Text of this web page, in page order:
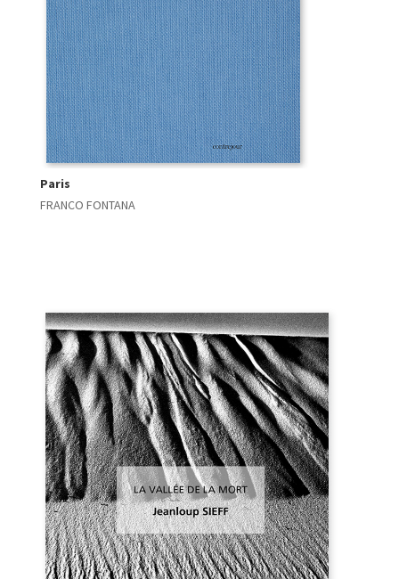
Paris
FRANCO FONTANA